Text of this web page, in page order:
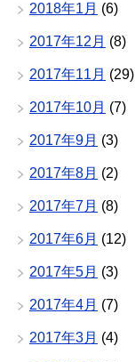
2018年1月 (6)
2017年12月 (8)
2017年11月 (29)
2017年10月 (7)
2017年9月 (3)
2017年8月 (2)
2017年7月 (8)
2017年6月 (12)
2017年5月 (3)
2017年4月 (7)
2017年3月 (4)